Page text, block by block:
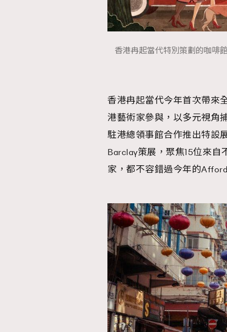
AFrenchMind
香港冉起當代特別策劃的咖啡
香港冉起當代今年首次帶來
港藝術家參與，以多元視角
駐港總領事館合作推出特設
Barclay策展，聚焦15位來
家，都不容錯過今年的